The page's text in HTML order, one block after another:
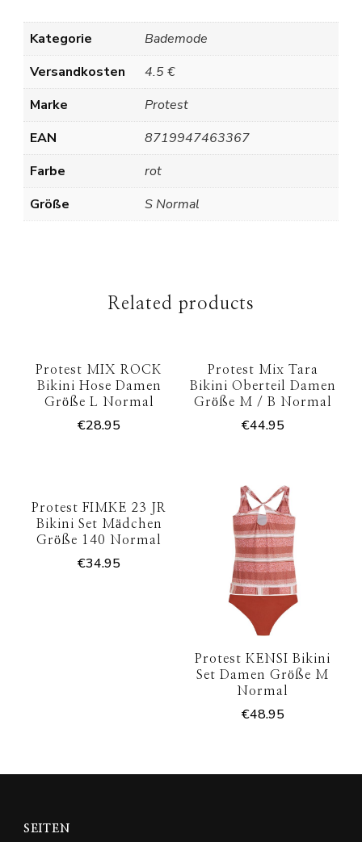
Kategorie
Bademode
Versandkosten
4.5 €
Marke
Protest
EAN
8719947463367
Farbe
rot
Größe
S Normal
Related products
Protest MIX ROCK
Bikini Hose Damen
Größe L Normal
€28.95
Protest Mix Tara
Bikini Oberteil Damen
Größe M / B Normal
€44.95
Protest FIMKE 23 JR
Bikini Set Mädchen
Größe 140 Normal
€34.95
Protest KENSI Bikini
Set Damen Größe M
Normal
€48.95
SEITEN